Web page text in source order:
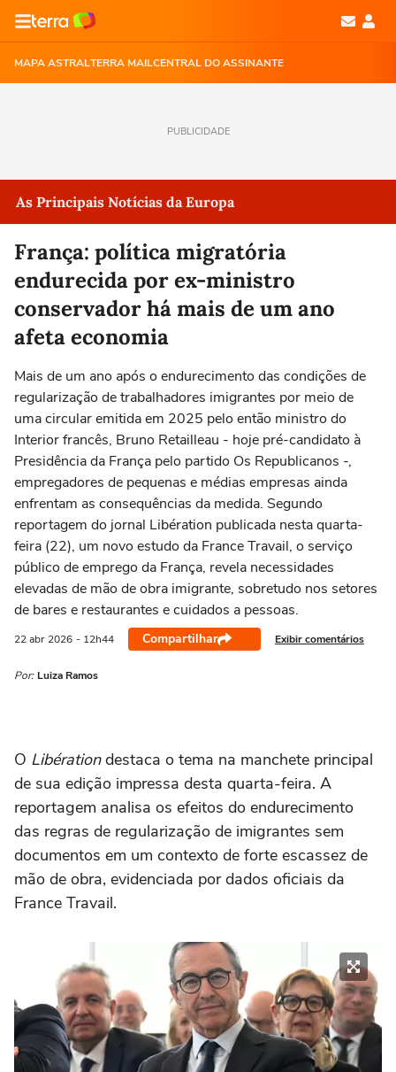
MAPA ASTRALTERRA MAILCENTRAL DO ASSINANTE
PUBLICIDADE
As Principais Notícias da Europa
França: política migratória
endurecida por ex-ministro
conservador há mais de um ano
afeta economia
Mais de um ano após o endurecimento das condições de
regularização de trabalhadores imigrantes por meio de
uma circular emitida em 2025 pelo então ministro do
Interior francês, Bruno Retailleau - hoje pré-candidato à
Presidência da França pelo partido Os Republicanos -,
empregadores de pequenas e médias empresas ainda
enfrentam as consequências da medida. Segundo
reportagem do jornal Libération publicada nesta quarta-
feira (22), um novo estudo da France Travail, o serviço
público de emprego da França, revela necessidades
elevadas de mão de obra imigrante, sobretudo nos setores
de bares e restaurantes e cuidados a pessoas.
22 abr 2026 - 12h44 Compartilhar Exibir comentários
Por: Luiza Ramos
O Libérationdestaca o tema na manchete principal
de sua edição impressa desta quarta-feira. A
reportagem analisa os efeitos do endurecimento
das regras de regularização de imigrantes sem
documentos em um contexto de forte escassez de
mão de obra, evidenciada por dados oficiais da
France Travail.